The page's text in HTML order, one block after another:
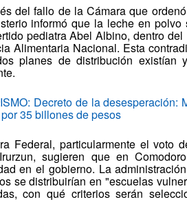
del fallo de la Cámara que
informó que la leche en
pediatra Abel Albino, dentro
Alimentaria Nacional. Esta
planes de distribución existían
Decreto de la desesperación:
35 billones de pesos
Federal, particularmente el voto
sugieren que en
en el gobierno. La
se distribuirían en "escuelas
con qué criterios serán